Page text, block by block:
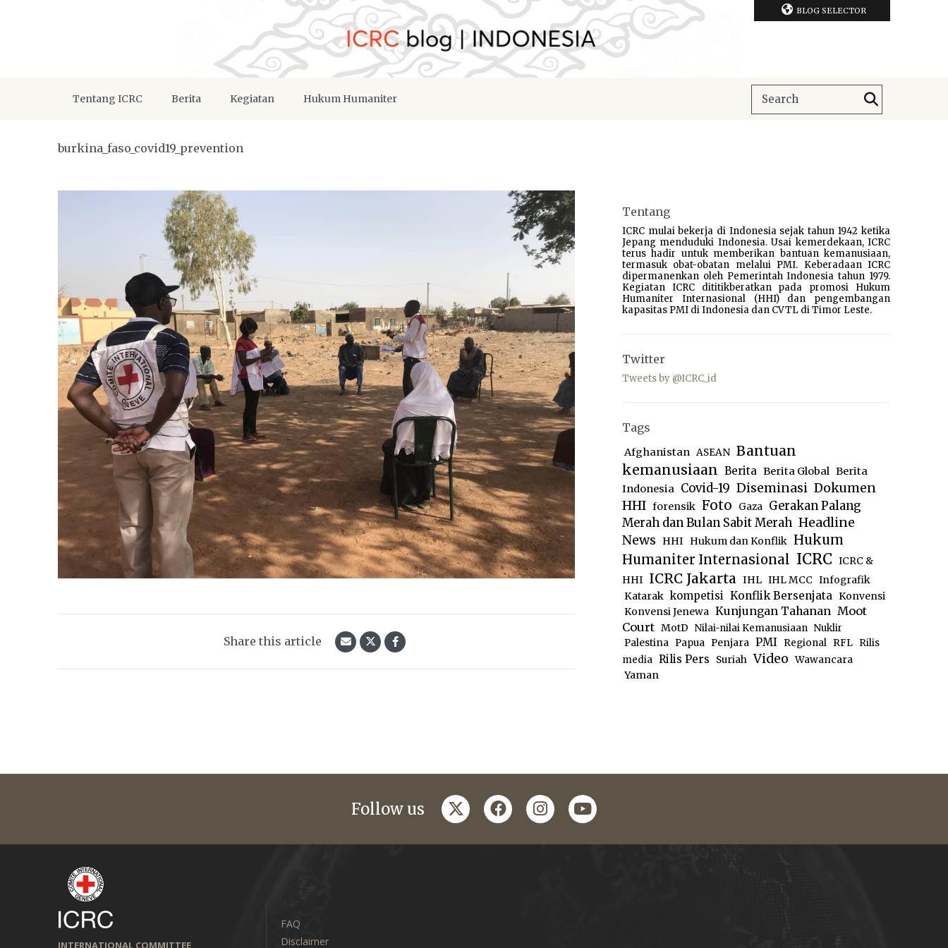
BLOG SELECTOR
Tentang ICRC Berita Kegiatan Hukum Humaniter
burkina_faso_covid19_prevention
Share this article
Tentang
ICRC mulai bekerja di Indonesia sejak tahun 1942 ketika
Jepang menduduki Indonesia. Usai kemerdekaan, ICRC
terus hadir untuk memberikan bantuan kemanusiaan,
termasuk obat-obatan melalui PMI. Keberadaan ICRC
dipermanenkan oleh Pemerintah Indonesia tahun 1979.
Kegiatan ICRC dititikberatkan pada promosi Hukum
Humaniter Internasional (HHI) dan pengembangan
kapasitas PMI di Indonesia dan CVTL di Timor Leste.
Twitter
Tweets by @ICRC_id
Tags
Afghanistan ASEAN Bantuan
kemanusiaan Berita Berita Global Berita
Indonesia Covid-19 Diseminasi Dokumen
HHI forensik Foto Gaza Gerakan Palang
Merah dan Bulan Sabit Merah Headline
News
HHI Hukum dan Konflik Hukum
Humaniter Internasional ICRC ICRC &
HHI ICRC Jakarta IHL IHL MCC Infografik
Katarak kompetisi Konflik Bersenjata Konvensi
Konvensi Jenewa Kunjungan Tahanan Moot
Court MotD Nilai-nilai Kemanusiaan Nuklir
Palestina
Papua Penjara PMI Regional RFL
Rilis
media Rilis Pers Suriah Video Wawancara
Yaman
Follow us twitterfacebookinstagram
youtube
INTERNATIONAL COMMITTEE
FAQ
Disclaimer